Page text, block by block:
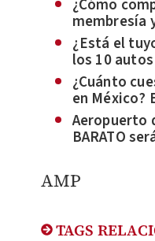
¿Cómo
membresía
¿Está el
los 10 autos
se
¿Cuánto
en México?
usted
Aeropuerto
BARATO
AMP
TAGS